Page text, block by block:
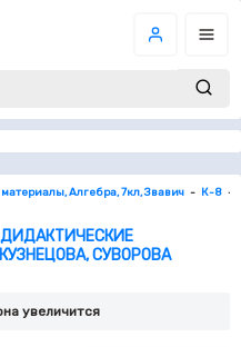
Алгебра, 7кл, Звавич К-8
ДИДАКТИЧЕСКИЕ
СУВОРОВА
увеличится